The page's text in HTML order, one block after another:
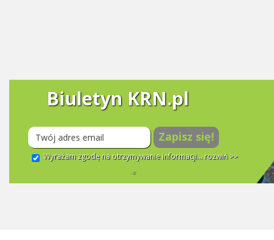
Biuletyn KRN.pl
Zapisz się!
Wyrażam zgodę na otrzymywanie informacji... rozwiń >>